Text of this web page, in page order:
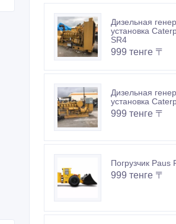
Дизельная
установка
SR4
999 тенге 〒
Дизельная
установка
999 тенге 〒
Погрузчик Paus
999 тенге 〒